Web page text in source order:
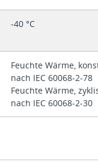
-40 °C
Feuchte Wärme,
nach IEC 60068-2-78
Feuchte Wärme,
nach IEC 60068-2-30